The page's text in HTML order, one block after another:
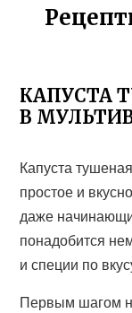
КАПУСТА
В
Капуста
простое и
даже
понадобится
и специи по
Первым шагом